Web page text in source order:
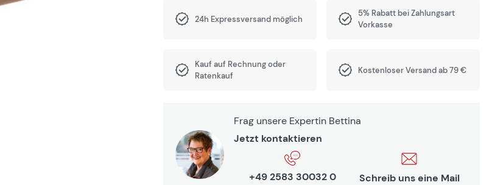
24h Expressversand möglich
5% Rabatt bei Zahlungsart
Vorkasse
Kauf auf Rechnung oder
Ratenkauf
Kostenloser Versand ab 79 €
Frag unsere Expertin Bettina
Jetzt kontaktieren
+49 2583 30032 0 Schreib uns eine Mail